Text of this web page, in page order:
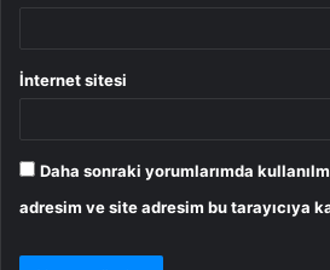
İnternet sitesi
Daha sonraki yorumlarımda
adresim ve site adresim bu tarayıcıya